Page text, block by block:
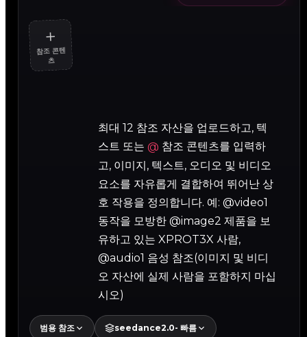
＋
참조 콘텐
츠
최대 12 참조 자산을 업로드하고, 텍
스트 또는 @ 참조 콘텐츠를 입력하
고, 이미지, 텍스트, 오디오 및 비디오
요소를 자유롭게 결합하여 뛰어난 상
호 작용을 정의합니다. 예: @video1
동작을 모방한 @image2 제품을 보
유하고 있는 XPROT3X 사람,
@audio1 음성 참조(이미지 및 비디
오 자산에 실제 사람을 포함하지 마십
시오)
범용 참조 seedance2.0- 빠름